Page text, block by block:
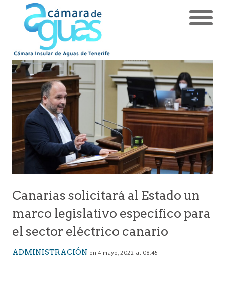
Canarias solicitará al Estado un
marco legislativo específico para
el sector eléctrico canario
ADMINISTRACIÓN on 4 mayo, 2022 at 08:45